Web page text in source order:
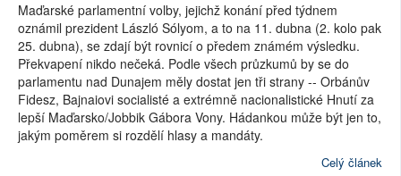
Maďarské parlamentní volby, jejichž konání před týdnem
oznámil prezident László Sólyom, a to na 11. dubna (2. kolo pak
25. dubna), se zdají být rovnicí o předem známém výsledku.
Překvapení nikdo nečeká. Podle všech průzkumů by se do
parlamentu nad Dunajem měly dostat jen tři strany -- Orbánův
Fidesz, Bajnaiovi socialisté a extrémně nacionalistické Hnutí za
lepší Maďarsko/Jobbik Gábora Vony. Hádankou může být jen to,
jakým poměrem si rozdělí hlasy a mandáty.
Celý článek